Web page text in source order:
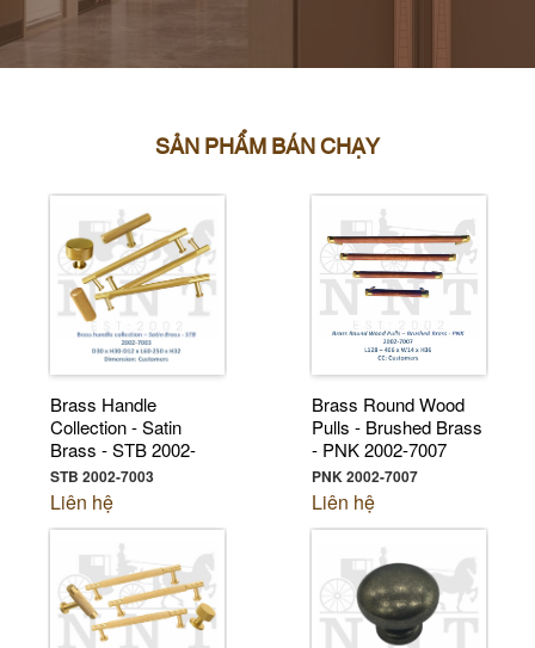
SẢN PHẨM BÁN CHẠY
Brass Handle
Collection - Satin
Brass - STB 2002-
7003
STB 2002-7003
Liên hệ
Brass Round Wood
Pulls - Brushed Brass
- PNK 2002-7007
PNK 2002-7007
Liên hệ